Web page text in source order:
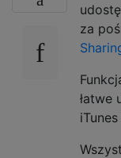
za
łatwe